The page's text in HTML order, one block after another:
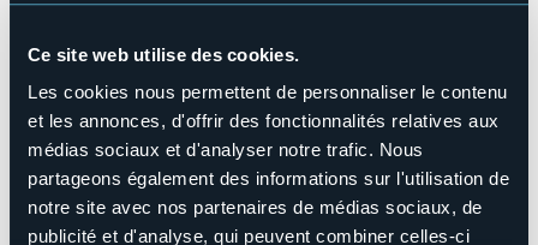
Ce site web utilise des cookies.
Les cookies nous permettent de personnaliser le contenu
et les annonces, d'offrir des fonctionnalités relatives aux
médias sociaux et d'analyser notre trafic. Nous
partageons également des informations sur l'utilisation de
notre site avec nos partenaires de médias sociaux, de
publicité et d'analyse, qui peuvent combiner celles-ci
+39 032330150
E-mail
info@stresaturismo.it
Site Internet
https://www.stresaturismo.it/